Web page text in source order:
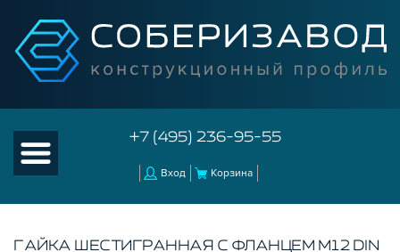
+7 (495) 236-95-55
Вход Корзина
ГАЙКА ШЕСТИГРАННАЯ С ФЛАНЦЕМ М12 DIN